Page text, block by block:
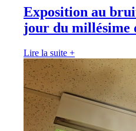
Exposition au
jour du millésime
Lire la suite +